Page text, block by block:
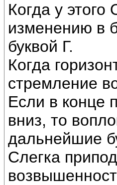
Когда у
изменению в
буквой Г.
Когда
стремление
Если в конце
вниз, то
дальнейшие
Слегка